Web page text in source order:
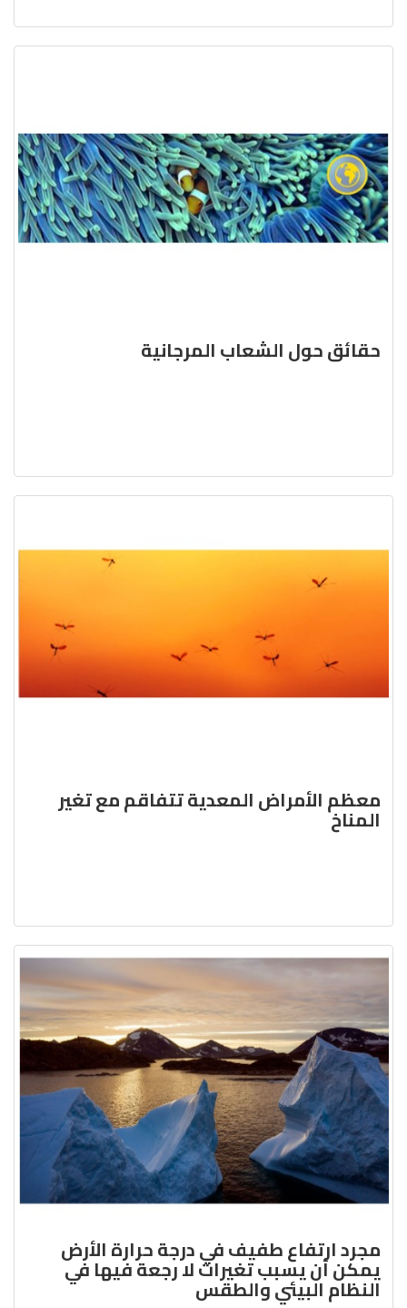
حقائق حول الشعاب المرجانية
معظم الأمراض المعدية تتفاقم مع تغير
المناخ
مجرد ارتفاع طفيف في درجة حرارة الأرض
يمكن أن يسبب تغيرات لا رجعة فيها في
النظام البيئي والطقس